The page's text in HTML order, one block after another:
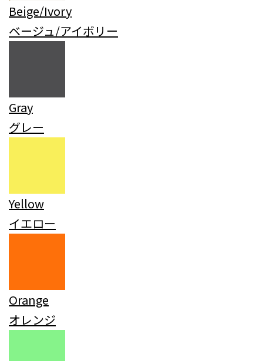
Beige/Ivory
ベージュ/アイボリー
Gray
グレー
Yellow
イエロー
Orange
オレンジ